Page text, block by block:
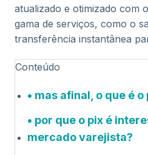
atualizado e otimizado com
gama de serviços, como o
transferência instantânea
Conteúdo
mas afinal, o que é o
por que o pix é
mercado varejista?